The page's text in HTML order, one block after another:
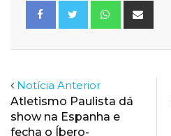
Whatsapp
Notícia Anterior
Atletismo Paulista dá
show na Espanha e
fecha o Íbero-